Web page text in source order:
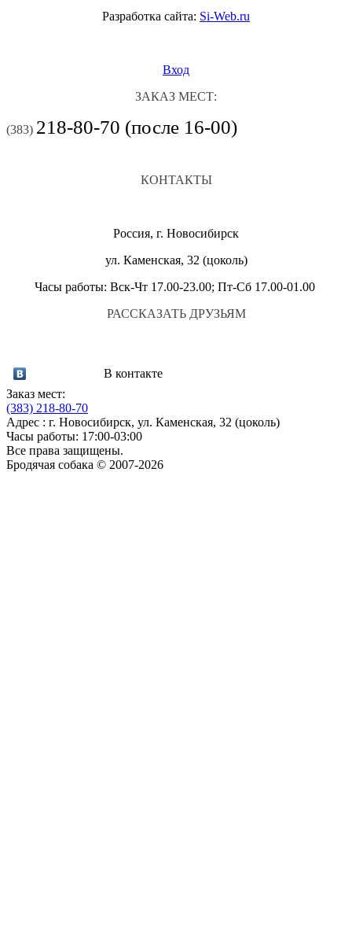
Разработка сайта: Si-Web.ru
Вход
ЗАКАЗ МЕСТ:
(383) 218-80-70 (после 16-00)
КОНТАКТЫ
Россия, г. Новосибирск
ул. Каменская, 32 (цоколь)
Часы работы: Вск-Чт 17.00-23.00; Пт-Сб 17.00-01.00
РАССКАЗАТЬ ДРУЗЬЯМ
В контакте
Заказ мест:
(383) 218-80-70
Адрес : г. Новосибирск, ул. Каменская, 32 (цоколь)
Часы работы: 17:00-03:00
Все права защищены.
Бродячая собака © 2007-2026